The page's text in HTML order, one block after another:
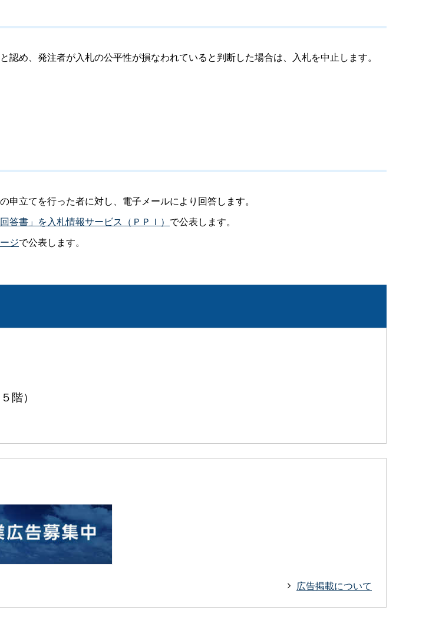
め、発注者が入札の公平性が損なわれていると判断した場合は、入札を中止します。
立てを行った者に対し、電子メールにより回答します。
答書」を入札情報サービス（ＰＰＩ） で公表します。
ジで公表します。
階）
広告掲載について